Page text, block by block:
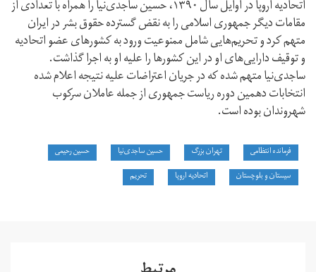
اتحادیه اروپا در اوایل سال ١٣٩٠، حسین ساجدی‌نیا را همراه با تعدادی از
مقامات دیگر جمهوری اسلامی را به نقض گسترده حقوق بشر در ایران
متهم کرد و تحریم‌هایی شامل ممنوعیت ورود به کشورهای عضو اتحادیه
و توقیف دارایی‌های او در این کشورها را علیه او به اجرا گذاشت.
ساجدی‌نیا متهم شده که در جریان اعتراضات علیه نتیجه اعلام شده
انتخابات دهمین دوره ریاست جمهوری از جمله عاملان سرکوب
شهروندان بوده است.
فرمانده انتظامی تهران بزرگ حسین ساجدی‌نیا
حسین رحیمی
سیستان و بلوچستان
اتحادیه اروپا تحریم‌